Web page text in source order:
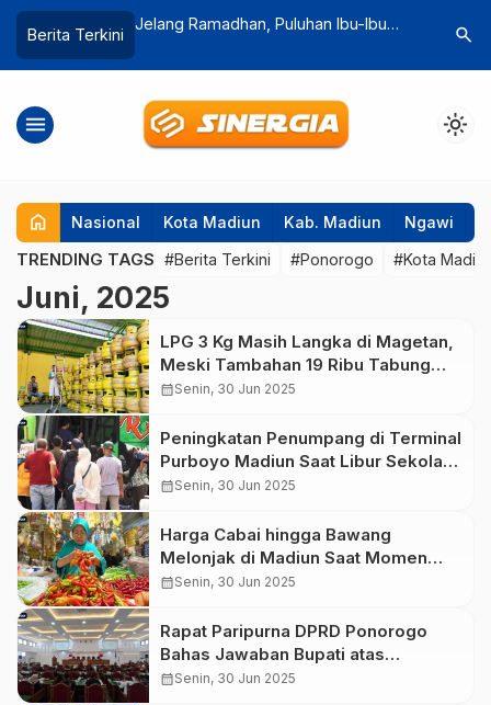
Berita Terkini
Jelang Ramadhan, Puluhan Ibu-Ibu
Viral,search
menu light_mode
home Nasional Kota Madiun Kab. Madiun Ngawi
TRENDING TAGS #Berita Terkini #Ponorogo #Kota
Juni, 2025
LPG 3 Kg Masih Langka di Magetan,
Meski Tambahan 19 Ribu Tabung
Sudah Disalurkan
calendar_monthSenin, 30 Jun 2025
Peningkatan Penumpang di Terminal
Purboyo Madiun Saat Libur Sekolah
dan Tahun Baru Islam
calendar_monthSenin, 30 Jun 2025
Harga Cabai hingga Bawang
Melonjak di Madiun Saat Momen
Tahun Baru Islam
calendar_monthSenin, 30 Jun 2025
Rapat Paripurna DPRD Ponorogo
Bahas Jawaban Bupati atas
Pandangan Fraksi Terkait Raperda
calendar_monthSenin, 30 Jun 2025